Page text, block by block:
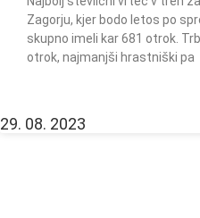
Zagorju, kjer bodo letos po
skupno imeli kar 681 otrok.
otrok, najmanjši hrastniški pa
29. 08. 2023